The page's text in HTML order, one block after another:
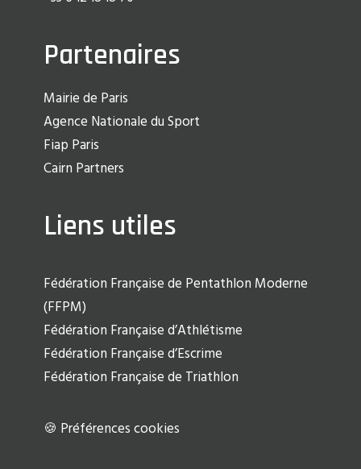
Partenaires
Mairie de Paris
Agence Nationale du Sport
Fiap Paris
Cairn Partners
Liens utiles
Fédération Française de Pentathlon Moderne
(FFPM)
Fédération Française d’Athlétisme
Fédération Française d’Escrime
Fédération Française de Triathlon
🍪 Préférences cookies